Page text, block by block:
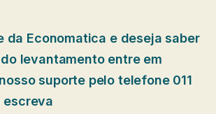
da Economatica e deseja saber
levantamento entre em
suporte pelo telefone 011
escreva